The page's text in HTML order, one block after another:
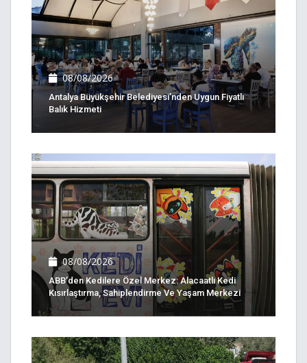
08/08/2026
Antalya Büyükşehir Belediyesi’nden Uygun Fiyatlı
Balık Hizmeti
08/08/2026
ABB’den Kedilere Özel Merkez: Alacaatlı Kedi
Kısırlaştırma, Sahiplendirme Ve Yaşam Merkezi